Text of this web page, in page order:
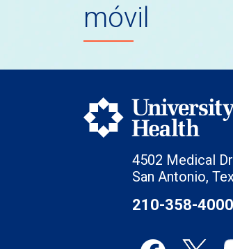
móvil
4502 Medical
San Antonio,
210-358-4000